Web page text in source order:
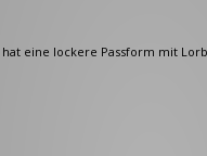
eine lockere Passform mit